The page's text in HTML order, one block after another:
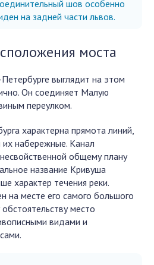
шов особенно
на задней части львов.
моста
выглядит на этом
Он соединяет Малую
переулком.
характерна прямота линий,
набережные. Канал
общему плану
название Кривуша
характер течения реки.
на месте его самого большого
место
видами и